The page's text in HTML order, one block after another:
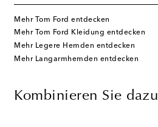
Mehr Tom Ford entdecken
Mehr Tom Ford Kleidung entdecken
Mehr Legere Hemden entdecken
Mehr Langarmhemden entdecken
Kombinieren Sie dazu